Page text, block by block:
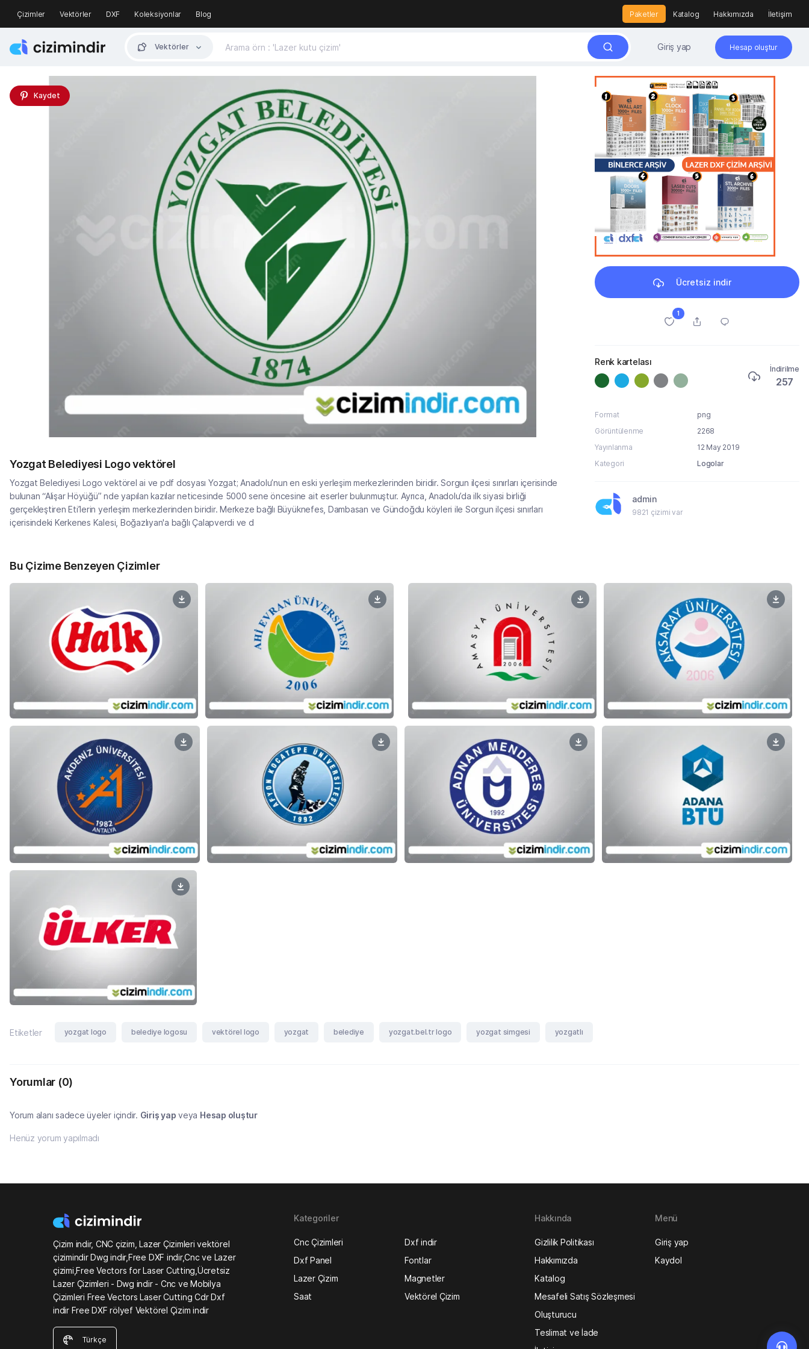
Çizimler Vektörler DXF Koleksiyonlar Blog Paketler Katalog Hakkımızda İletişim
Vektörler Giriş yap Hesap oluştur
Kaydet
Yozgat Belediyesi Logo vektörel
Yozgat Belediyesi Logo vektörel ai ve pdf dosyası Yozgat; Anadolu’nun en eski yerleşim merkezlerinden biridir. Sorgun ilçesi sınırları içerisinde
bulunan “Alişar Höyüğü” nde yapılan kazılar neticesinde 5000 sene öncesine ait eserler bulunmuştur. Ayrıca, Anadolu’da ilk siyasi birliği
gerçekleştiren Eti’lerin yerleşim merkezlerinden biridir. Merkeze bağlı Büyüknefes, Dambasan ve Gündoğdu köyleri ile Sorgun ilçesi sınırları
içerisindeki Kerkenes Kalesi, Boğazlıyan'a bağlı Çalapverdi ve d
Ücretsiz indir
1
Renk kartelası
İndirilme
257
Format
png
Görüntülenme
2268
Yayınlanma
12 May 2019
Kategori
Logolar
admin
9821 çizimi var
Bu Çizime Benzeyen Çizimler
Etiketler yozgat logo belediye logosu vektörel logo yozgat belediye yozgat.bel.tr logo yozgat simgesi yozgatlı
Yorumlar (0)
Yorum alanı sadece üyeler içindir. Giriş yap veya Hesap oluştur
Henüz yorum yapılmadı
Çizim indir, CNC çizim, Lazer Çizimleri vektörel
çizimindir Dwg indir,Free DXF indir,Cnc ve Lazer
çizimi,Free Vectors for Laser Cutting,Ücretsiz
Lazer Çizimleri - Dwg indir - Cnc ve Mobilya
Çizimleri Free Vectors Laser Cutting Cdr Dxf
indir Free DXF rölyef Vektörel Çizim indir
Türkçe
Kategoriler
Cnc Çizimleri
Dxf indir
Dxf Panel
Fontlar
Lazer Çizim
Magnetler
Saat
Vektörel Çizim
Hakkında
Gizlilik Politikası
Hakkımızda
Katalog
Mesafeli Satış Sözleşmesi
Oluşturucu
Teslimat ve İade
Menü
Giriş yap
Kaydol